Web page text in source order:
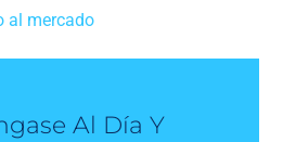
al mercado
Al Día Y